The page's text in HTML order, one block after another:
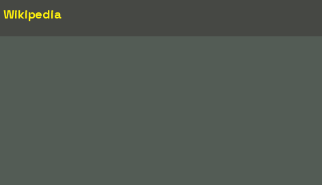
Wikipedia